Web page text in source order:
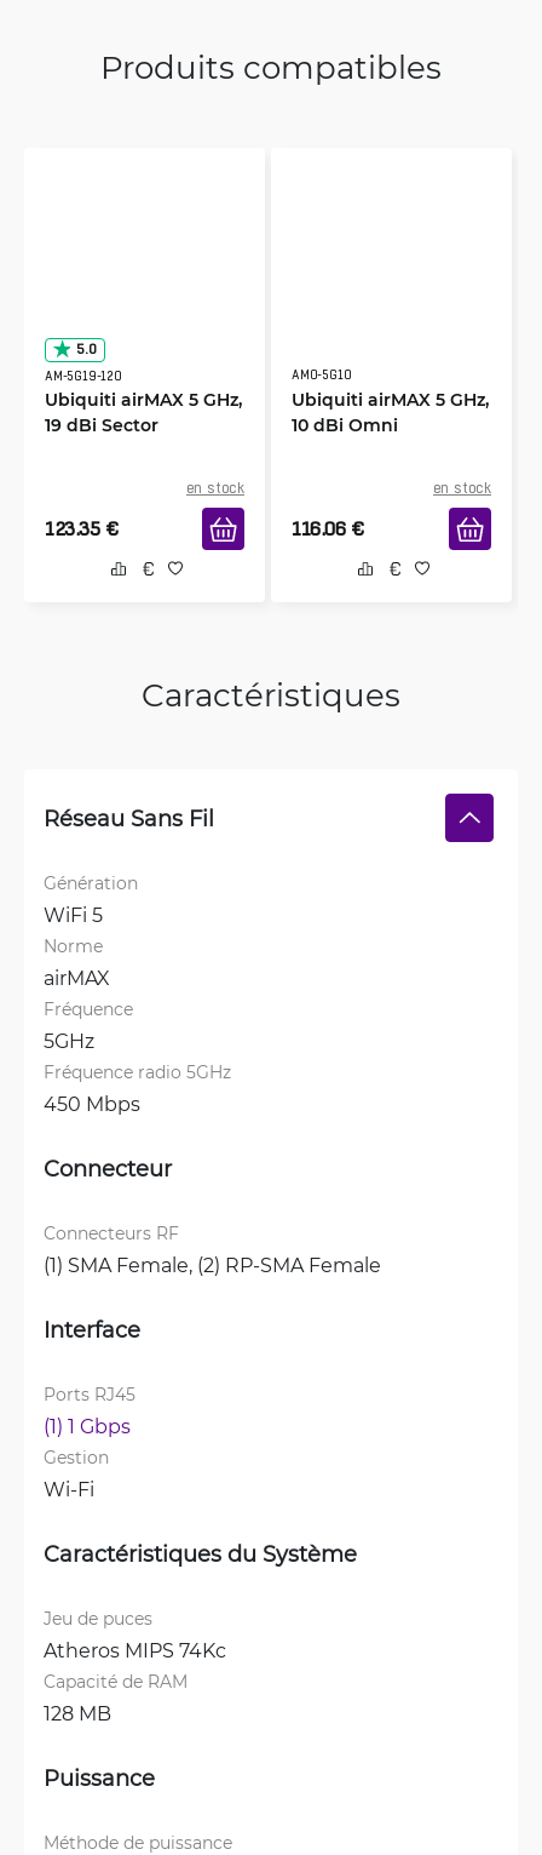
Produits compatibles
5.0
AM-5G19-120
Ubiquiti airMAX 5 GHz,
19 dBi Sector
en stock
123.35 €
AMO-5G10
Ubiquiti airMAX 5 GHz,
10 dBi Omni
en stock
116.06 €
Caractéristiques
Réseau Sans Fil
Génération
WiFi 5
Norme
airMAX
Fréquence
5GHz
Fréquence radio 5GHz
450 Mbps
Connecteur
Connecteurs RF
(1) SMA Female, (2) RP-SMA Female
Interface
Ports RJ45
(1) 1 Gbps
Gestion
Wi-Fi
Caractéristiques du Système
Jeu de puces
Atheros MIPS 74Kc
Capacité de RAM
128 MB
Puissance
Méthode de puissance